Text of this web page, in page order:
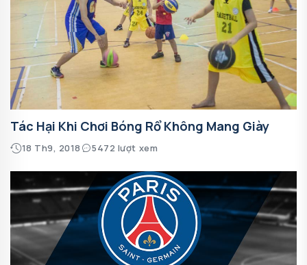
Tác Hại Khi Chơi Bóng Rổ Không Mang Giày
18 Th9, 2018 5472 lượt xem